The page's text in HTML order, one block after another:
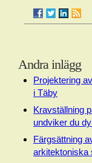
Andra inlägg
Projektering
i Täby
Kravställning
undviker du
Färgsättning
arkitektoniska